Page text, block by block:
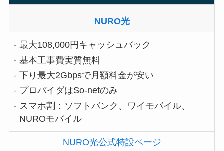
NURO光
最大108,000円キャッシュバック
基本工事費実質無料
下り最大2Gbpsで月額料金が安い
プロバイダはSo-netのみ
スマホ割：ソフトバンク、ワイモバイル、
NUROモバイル
NURO光公式特設ページ